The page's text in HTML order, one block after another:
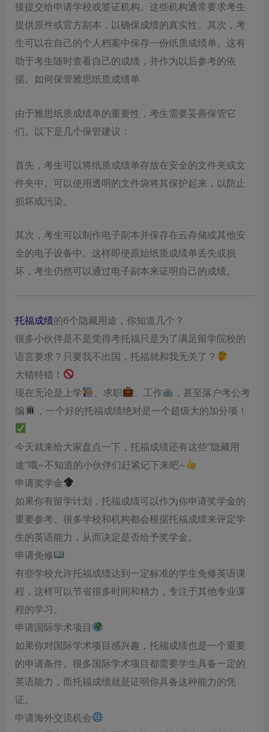
接提交给申请学校或签证机构。这些机构通常要求考生
提供原件或官方副本，以确保成绩的真实性。其次，考
生可以在自己的个人档案中保存一份纸质成绩单。这有
助于考生随时查看自己的成绩，并作为以后参考的依
据。如何保管雅思纸质成绩单
由于雅思纸质成绩单的重要性，考生需要妥善保管它
们。以下是几个保管建议：
首先，考生可以将纸质成绩单存放在安全的文件夹或文
件夹中。可以使用透明的文件袋将其保护起来，以防止
损坏或污染。
其次，考生可以制作电子副本并保存在云存储或其他安
全的电子设备中。这样即使原始纸质成绩单丢失或损
坏，考生仍然可以通过电子副本来证明自己的成绩。
托福成绩的6个隐藏用途，你知道几个？
很多小伙伴是不是觉得考托福只是为了满足留学院校的
语言要求？只要我不出国，托福就和我无关了？
大错特错！
现在无论是上学
、求职 、工作
，甚至落户考公考
编
，一个好的托福成绩绝对是一个超级大的加分项！
今天就来给大家盘点一下，托福成绩还有这些“隐藏用
途”哦~不知道的小伙伴们赶紧记下来吧~
申请奖学金
如果你有留学计划，托福成绩可以作为你申请奖学金的
重要参考。很多学校和机构都会根据托福成绩来评定学
生的英语能力，从而决定是否给予奖学金。
申请免修
有些学校允许托福成绩达到一定标准的学生免修英语课
程，这样可以节省很多时间和精力，专注于其他专业课
程的学习。
申请国际学术项目
如果你对国际学术项目感兴趣，托福成绩也是一个重要
的申请条件。很多国际学术项目都需要学生具备一定的
英语能力，而托福成绩就是证明你具备这种能力的凭
证。
申请海外交流机会